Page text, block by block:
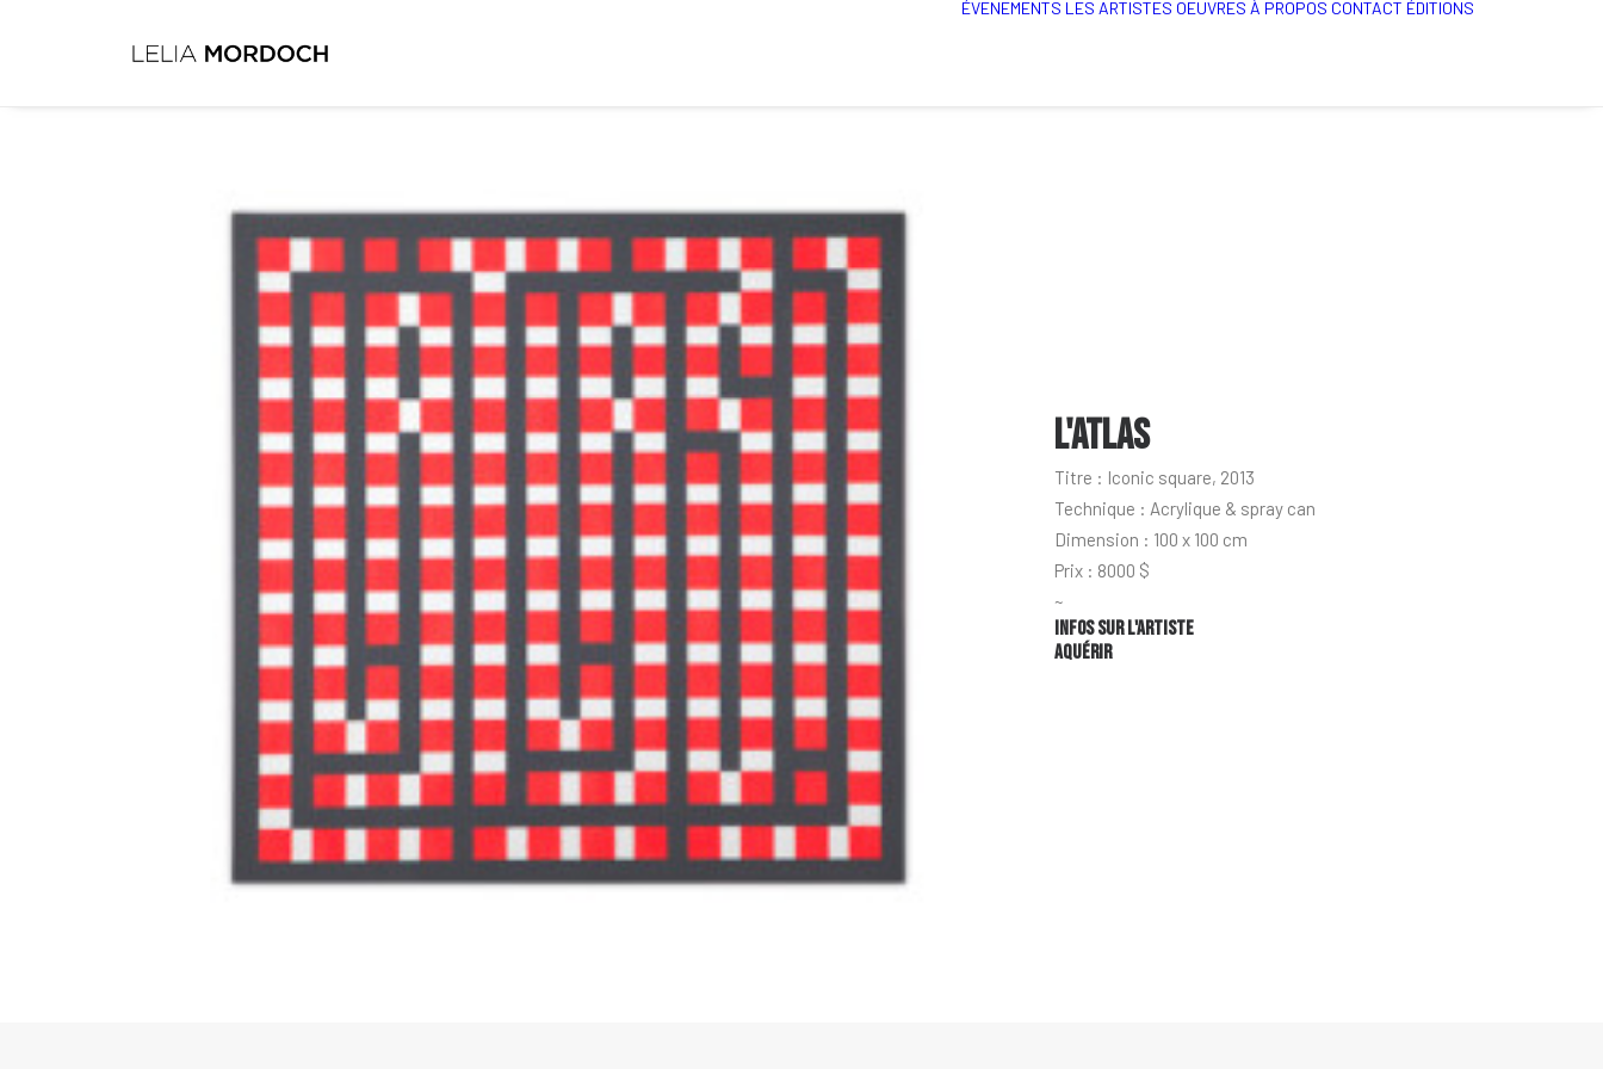
ÉVENEMENTS LES ARTISTES OEUVRES À PROPOS CONTACT ÉDITIONS
L'ATLAS
Titre : Iconic square, 2013
Technique : Acrylique & spray can
Dimension : 100 x 100 cm
Prix : 8000 $
~
Infos sur l'artiste
Aquérir